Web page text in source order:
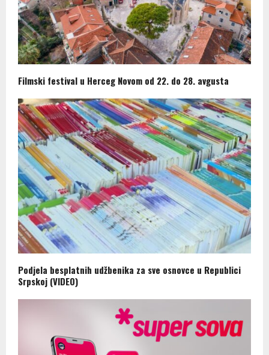
Filmski festival u Herceg Novom od 22. do 28. avgusta
Podjela besplatnih udžbenika za sve osnovce u Republici
Srpskoj (VIDEO)